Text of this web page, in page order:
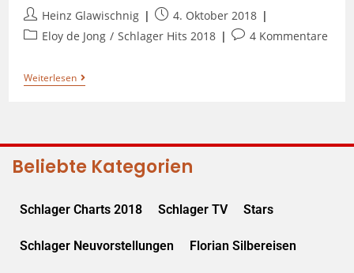
Heinz Glawischnig
4. Oktober 2018
Eloy de Jong / Schlager Hits 2018 4 Kommentare
Weiterlesen
Beliebte Kategorien
Schlager Charts 2018 Schlager TV Stars
Schlager Neuvorstellungen Florian Silbereisen